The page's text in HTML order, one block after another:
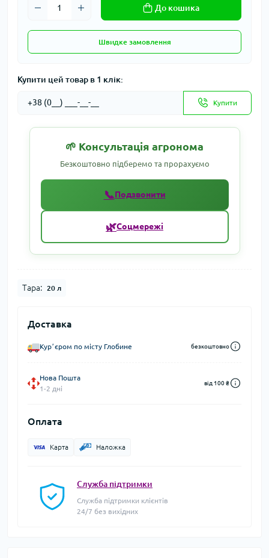
До кошика
Швидке замовлення
Купити цей товар в 1 клік:
Купити
🌱 Консультація агронома
Безкоштовно підберемо та прорахуємо
📞Подзвонити
🌿Соцмережі
Тара: 20 л
Доставка
Курʼєром по місту Глобине безкоштовно
Нова Пошта
1-2 дні
від 100 ₴
Оплата
Карта Наложка
Служба підтримки
Служба підтримки клієнтів
24/7 без вихідних